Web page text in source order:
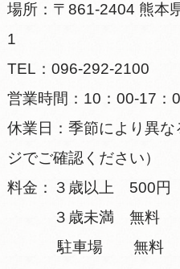
場所：〒861-2404 熊本
1
TEL：096-292-2100
営業時間：10：00-17：
休業日：季節により異
ジでご確認ください）
料金：３歳以上 500円
３歳未満 無料
駐車場 無料